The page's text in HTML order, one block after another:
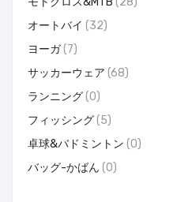
オートバイ
32
ヨーガ 7
サッカーウェア 68
ランニング 0
フィッシング 5
卓球&バドミントン 0
バッグ-かばん 0